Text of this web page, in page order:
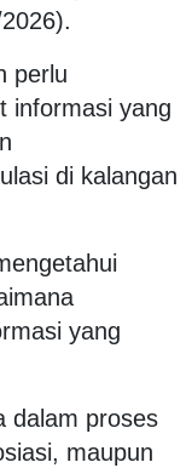
perlu
informasi yang
di kalangan
yang
dalam proses
maupun